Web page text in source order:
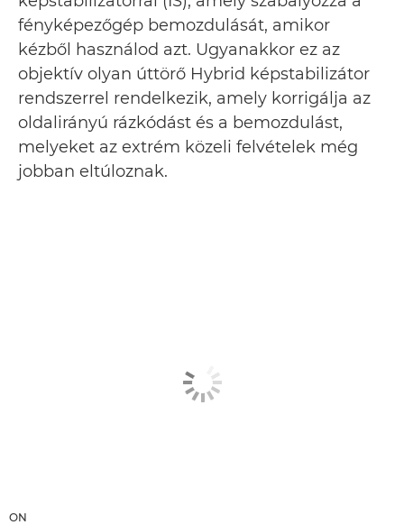
fényképezőgép bemozdulását, amikor
kézből használod azt. Ugyanakkor ez az
objektív olyan úttörő Hybrid képstabilizátor
rendszerrel rendelkezik, amely korrigálja az
oldalirányú rázkódást és a bemozdulást,
melyeket az extrém közeli felvételek még
jobban eltúloznak.
ON